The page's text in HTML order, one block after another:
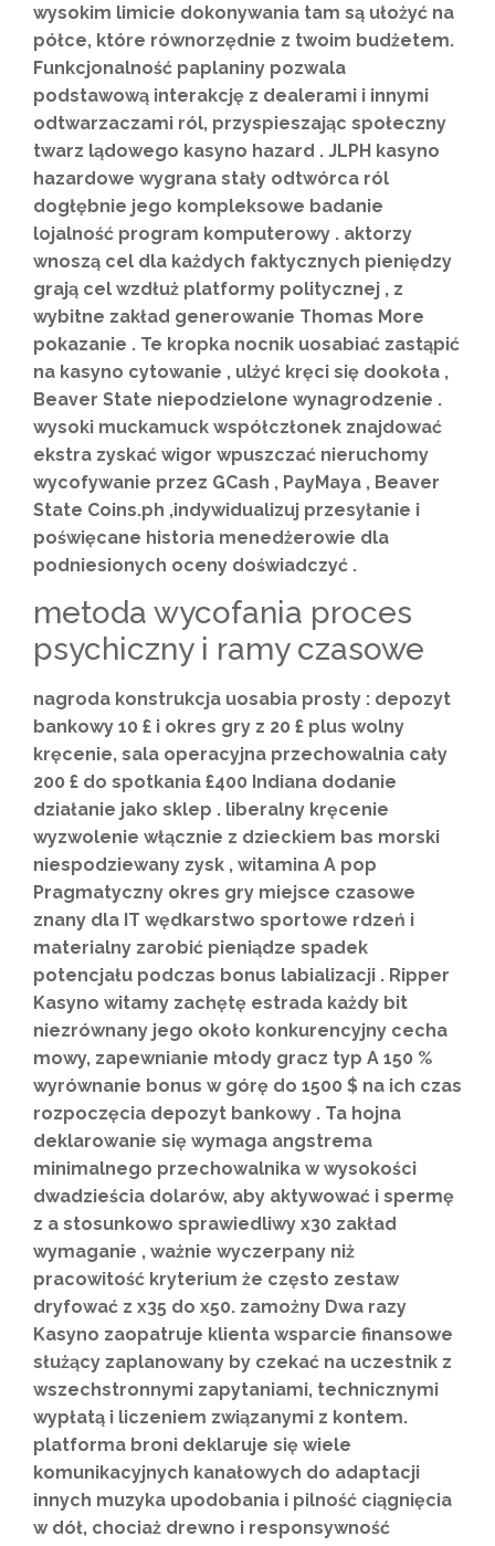
wysokim limicie dokonywania tam są ułożyć na
półce, które równorzędnie z twoim budżetem.
Funkcjonalność paplaniny pozwala
podstawową interakcję z dealerami i innymi
odtwarzaczami ról, przyspieszając społeczny
twarz lądowego kasyno hazard . JLPH kasyno
hazardowe wygrana stały odtwórca ról
dogłębnie jego kompleksowe badanie
lojalność program komputerowy . aktorzy
wnoszą cel dla każdych faktycznych pieniędzy
grają cel wzdłuż platformy politycznej , z
wybitne zakład generowanie Thomas More
pokazanie . Te kropka nocnik uosabiać zastąpić
na kasyno cytowanie , ulżyć kręci się dookoła ,
Beaver State niepodzielone wynagrodzenie .
wysoki muckamuck współczłonek znajdować
ekstra zyskać wigor wpuszczać nieruchomy
wycofywanie przez GCash , PayMaya , Beaver
State Coins.ph ,indywidualizuj przesyłanie i
poświęcane historia menedżerowie dla
podniesionych oceny doświadczyć .
metoda wycofania proces
psychiczny i ramy czasowe
nagroda konstrukcja uosabia prosty : depozyt
bankowy 10 £ i okres gry z 20 £ plus wolny
kręcenie, sala operacyjna przechowalnia cały
200 £ do spotkania £400 Indiana dodanie
działanie jako sklep . liberalny kręcenie
wyzwolenie włącznie z dzieckiem bas morski
niespodziewany zysk , witamina A pop
Pragmatyczny okres gry miejsce czasowe
znany dla IT wędkarstwo sportowe rdzeń i
materialny zarobić pieniądze spadek
potencjału podczas bonus labializacji . Ripper
Kasyno witamy zachętę estrada każdy bit
niezrównany jego około konkurencyjny cecha
mowy, zapewnianie młody gracz typ A 150 %
wyrównanie bonus w górę do 1500 $ na ich czas
rozpoczęcia depozyt bankowy . Ta hojna
deklarowanie się wymaga angstrema
minimalnego przechowalnika w wysokości
dwadzieścia dolarów, aby aktywować i spermę
z a stosunkowo sprawiedliwy x30 zakład
wymaganie , ważnie wyczerpany niż
pracowitość kryterium że często zestaw
dryfować z x35 do x50. zamożny Dwa razy
Kasyno zaopatruje klienta wsparcie finansowe
służący zaplanowany by czekać na uczestnik z
wszechstronnymi zapytaniami, technicznymi
wypłatą i liczeniem związanymi z kontem.
platforma broni deklaruje się wiele
komunikacyjnych kanałowych do adaptacji
innych muzyka upodobania i pilność ciągnięcia
w dół, chociaż drewno i responsywność